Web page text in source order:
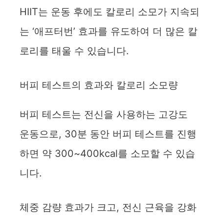
HIIT는 운동 후에도 칼로리 소모가 지속되
는 ‘애프터번’ 효과를 유도하여 더 많은 칼
로리를 태울 수 있습니다.
버피 테스트의 효과와 칼로리 소모량
버피 테스트는 전신을 사용하는 고강도
운동으로, 30분 동안 버피 테스트를 진행
하면 약 300~400kcal를 소모할 수 있습
니다.
체중 감량 효과가 크고, 전신 근육을 강화